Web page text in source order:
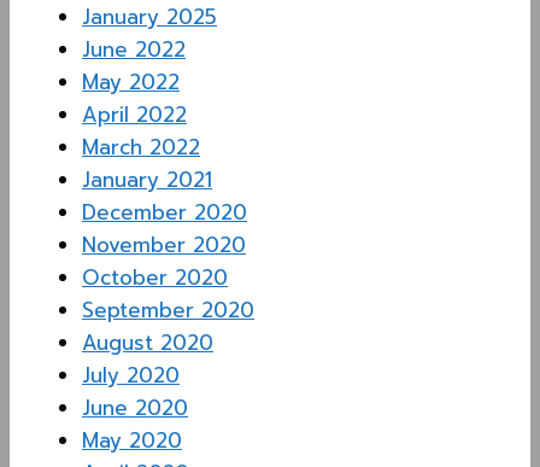
January 2025
June 2022
May 2022
April 2022
March 2022
January 2021
December 2020
November 2020
October 2020
September 2020
August 2020
July 2020
June 2020
May 2020